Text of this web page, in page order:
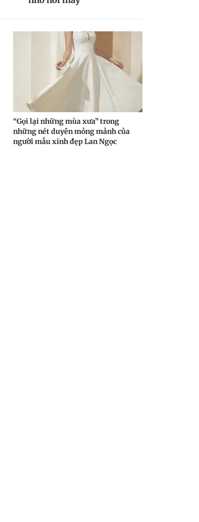
“Gọi lại những mùa xưa” trong
những nét duyên mỏng mảnh của
người mẫu xinh đẹp Lan Ngọc